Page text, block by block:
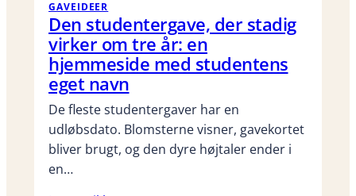
GAVEIDEER
Den studentergave, der stadig
virker om tre år: en
hjemmeside med studentens
eget navn
De fleste studentergaver har en
udløbsdato. Blomsterne visner, gavekortet
bliver brugt, og den dyre højtaler ender i
en…